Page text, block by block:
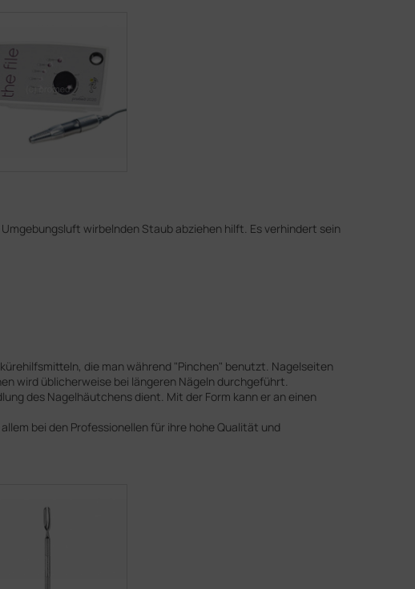
wirbelnden Staub abziehen hilft. Es verhindert sein
die man während "Pinchen" benutzt. Nagelseiten
wird üblicherweise bei längeren Nägeln durchgeführt.
des Nagelhäutchens dient. Mit der Form kann er an einen
bei den Professionellen für ihre hohe Qualität und